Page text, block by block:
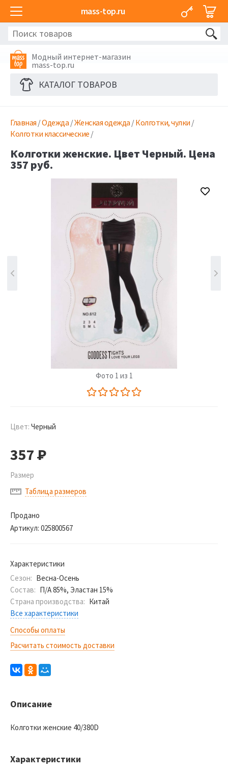
mass-top.ru
Модный интернет-магазин
mass-top.ru
КАТАЛОГ ТОВАРОВ
Главная /Одежда /Женская одежда /Колготки, чулки /
Колготки классические /
Колготки женские. Цвет Черный. Цена
357 руб.
Фото 1 из 1
Цвет: Черный
357Р
Размер
Таблица размеров
Продано
Артикул: 025800567
Характеристики
Сезон: Весна-Осень
Состав: П/А 85%, Эластан 15%
Страна производства: Китай
Все характеристики
Способы оплаты
Расчитать стоимость доставки
Описание
Колготки женские 40/380D
Характеристики